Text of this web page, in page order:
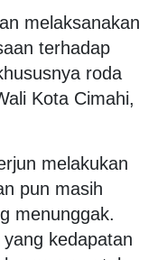
melaksanakan
terhadap
roda
Kota Cimahi,
melakukan
pun masih
menunggak.
kedapatan